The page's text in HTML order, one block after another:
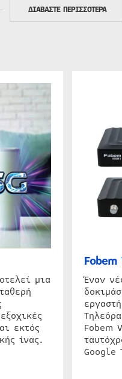
ΔΙΑΒΑΣΤΕ ΠΕΡΙΣΣΟΤΕΡΑ
μια
εκτός
ίνας.
Fobem
Έναν
Fobem
Google